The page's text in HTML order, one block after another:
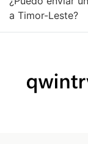
a Timor-Leste?